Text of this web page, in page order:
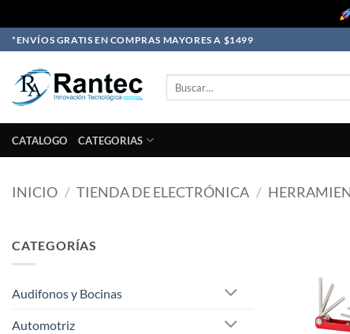
Skip
to
content
*ENVÍOS GRATIS EN COMPRAS MAYORES A $1499
CATALOGO CATEGORIAS
INICIO / TIENDA DE ELECTRÓNICA /
CATEGORÍAS
Audifonos y Bocinas
Automotriz